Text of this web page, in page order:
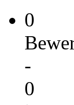
0
-
0